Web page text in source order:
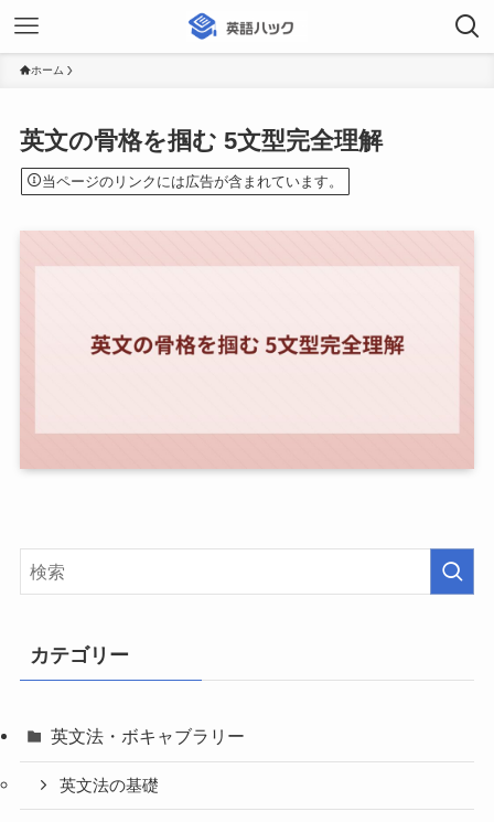
ホーム
英文の骨格を掴む 5文型完全理解
当ページのリンクには広告が含まれています。
カテゴリー
英文法・ボキャブラリー
英文法の基礎